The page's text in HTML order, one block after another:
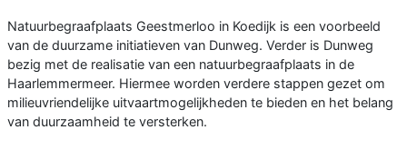
Natuurbegraafplaats Geestmerloo in Koedijk is een voorbeeld
van de duurzame initiatieven van Dunweg. Verder is Dunweg
bezig met de realisatie van een natuurbegraafplaats in de
Haarlemmermeer. Hiermee worden verdere stappen gezet om
milieuvriendelijke uitvaartmogelijkheden te bieden en het belang
van duurzaamheid te versterken.